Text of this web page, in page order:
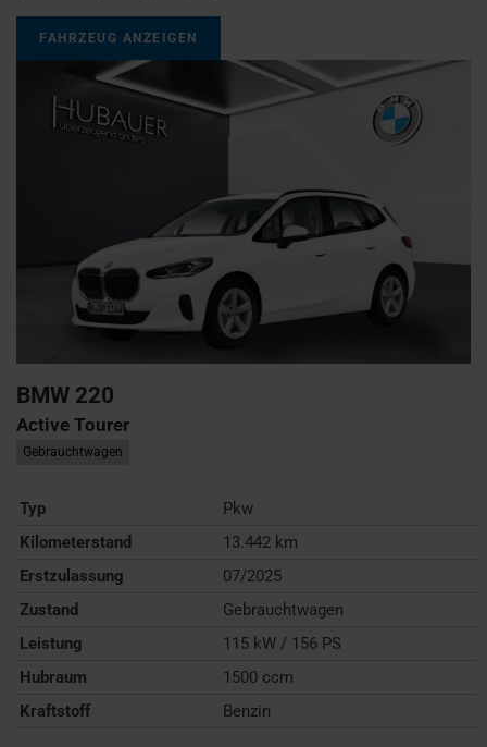
FAHRZEUG ANZEIGEN
BMW 220
Active Tourer
Gebrauchtwagen
Typ
Pkw
Kilometerstand
13.442 km
Erstzulassung
07/2025
Zustand
Gebrauchtwagen
Leistung
115 kW / 156 PS
Hubraum
1500 ccm
Kraftstoff
Benzin